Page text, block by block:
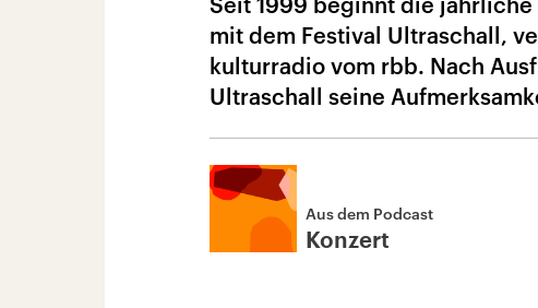
mit dem Festival Ultraschall,
kulturradio vom rbb. Nach
Ultraschall seine
Aus dem Podcast
Konzert